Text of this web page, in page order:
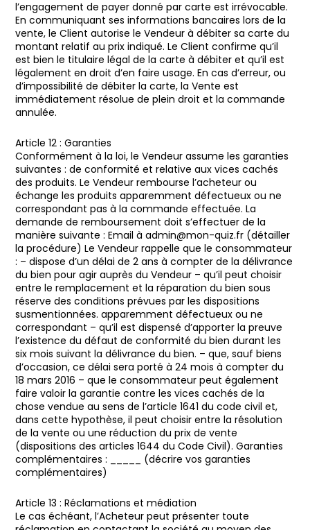
l’engagement de payer donné par carte est irrévocable.
En communiquant ses informations bancaires lors de la
vente, le Client autorise le Vendeur à débiter sa carte du
montant relatif au prix indiqué. Le Client confirme qu’il
est bien le titulaire légal de la carte à débiter et qu’il est
légalement en droit d’en faire usage. En cas d’erreur, ou
d’impossibilité de débiter la carte, la Vente est
immédiatement résolue de plein droit et la commande
annulée.
Article 12 : Garanties
Conformément à la loi, le Vendeur assume les garanties
suivantes : de conformité et relative aux vices cachés
des produits. Le Vendeur rembourse l’acheteur ou
échange les produits apparemment défectueux ou ne
correspondant pas à la commande effectuée. La
demande de remboursement doit s’effectuer de la
manière suivante : Email à admin@mon-quiz.fr (détailler
la procédure) Le Vendeur rappelle que le consommateur
: – dispose d’un délai de 2 ans à compter de la délivrance
du bien pour agir auprès du Vendeur – qu’il peut choisir
entre le remplacement et la réparation du bien sous
réserve des conditions prévues par les dispositions
susmentionnées. apparemment défectueux ou ne
correspondant – qu’il est dispensé d’apporter la preuve
l’existence du défaut de conformité du bien durant les
six mois suivant la délivrance du bien. – que, sauf biens
d’occasion, ce délai sera porté à 24 mois à compter du
18 mars 2016 – que le consommateur peut également
faire valoir la garantie contre les vices cachés de la
chose vendue au sens de l’article 1641 du code civil et,
dans cette hypothèse, il peut choisir entre la résolution
de la vente ou une réduction du prix de vente
(dispositions des articles 1644 du Code Civil). Garanties
complémentaires : _____ (décrire vos garanties
complémentaires)
Article 13 : Réclamations et médiation
Le cas échéant, l’Acheteur peut présenter toute